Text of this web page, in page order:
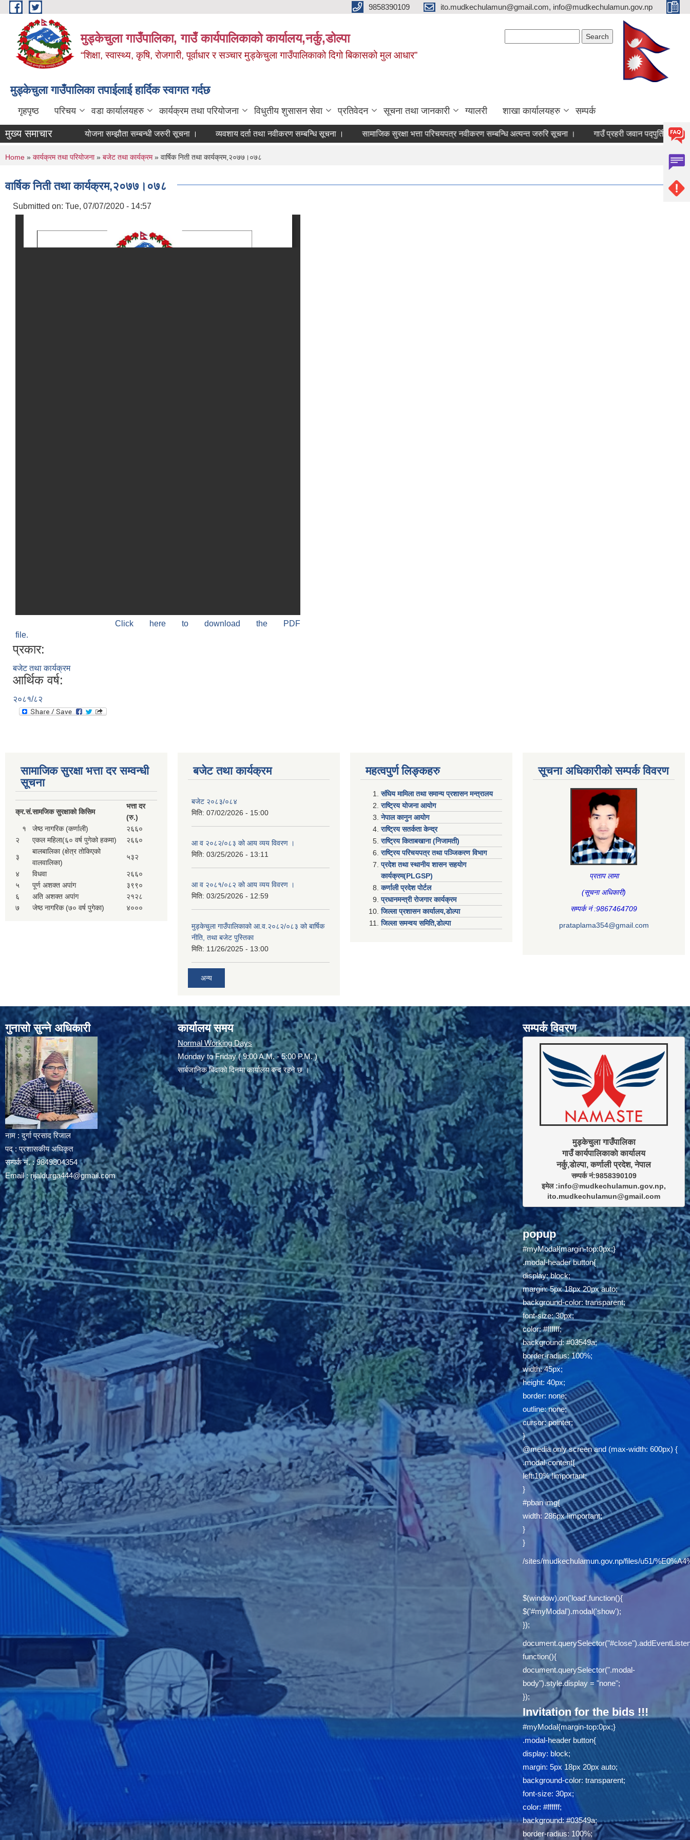
Skip to main content 9858390109 ito.mudkechulamun@gmail.com, info@mudkechulamun.gov.np
मुड्केचुला गाउँपालिका, गाउँ कार्यपालिकाको कार्यालय,नर्कु,डोल्पा
“शिक्षा, स्वास्थ्य, कृषि, रोजगारी, पूर्वाधार र सञ्चार मुड्केचुला गाउँपालिकाको दिगो बिकासको मुल आधार”
मुड्केचुला गाउँपालिका तपाईलाई हार्दिक स्वागत गर्दछ
गृहपृष्ठ परिचय वडा कार्यालयहरु कार्यक्रम तथा परियोजना विधुतीय शुसासन सेवा प्रतिवेदन सूचना तथा जानकारी ग्यालरी शाखा कार्यालयहरु सम्पर्क
मुख्य समाचारयोजना सम्झौता सम्बन्धी जरुरी सूचना । व्यवशाय दर्ता तथा नवीकरण सम्बन्धि सूचना । सामाजिक सुरक्षा भत्ता परिचयपत्र नवीकरण सम्बन्धि अत्यन्त जरुरि सूचना । गाउँ प्रहरी जवान पद्पुर्तिको लागि अन्तिम नतिजा
You are here
Home » कार्यक्रम तथा परियोजना» बजेट तथा कार्यक्रम» वार्षिक निती तथा कार्यक्रम,२०७७।०७८
वार्षिक निती तथा कार्यक्रम,२०७७।०७८
Submitted on: Tue, 07/07/2020 - 14:57
Click here to download the PDF
file.
प्रकार:
बजेट तथा कार्यक्रम
आर्थिक वर्ष:
२०८१/८२
सामाजिक सुरक्षा भत्ता दर सम्वन्धी
सूचना
क्र.सं.सामजिक सुरक्षाको किसिम
भत्ता दर
(रु.)
१
जेष्ठ नागरिक (कर्णाली)
२६६०
२
एकल महिला(६० वर्ष पुगेको हकमा) २६६०
३
बालबालिका (क्षेत्र तोकिएको
वालवालिका)
५३२
४ विधवा
२६६०
५
पूर्ण अशक्त अपांग
३९९०
६
अति अशक्त अपांग
२१२८
७
जेष्ठ नागरिक (७० वर्ष पुगेका) ४०००
बजेट तथा कार्यक्रम
बजेट २०८३/०८४
मिति: 07/02/2026 - 15:00
आ व २०८२/०८३ को आय व्यय विवरण ।
मिति: 03/25/2026 - 13:11
आ व २०८१/०८२ को आय व्यय विवरण ।
मिति: 03/25/2026 - 12:59
मुड्केचुला गाउँपालिकाको आ.व.२०८२/०८३ को बार्षिक
नीति, तथा बजेट पुस्तिका
मिति: 11/26/2025 - 13:00
अन्य
महत्वपुर्ण लिङ्कहरु
संघिय मामिला तथा समान्य प्रशासन मन्त्रालय
राष्ट्रिय योजना आयोग
नेपाल कानुन आयोग
राष्ट्रिय सतर्कता केन्द्र
राष्ट्रिय किताबखाना (निजामती)
राष्ट्रिय परिचयपत्र तथा पञ्जिकरण विभाग
प्रदेश तथा स्थानीय शासन सहयाेग
कार्यक्रम(PLGSP)
कर्णाली प्रदेश पोर्टल
प्रधानमन्त्री राेजगार कार्यक्रम
जिल्ला प्रशासन कार्यालय,डोल्पा
जिल्ला समन्वय समिति,डोल्प
सूचना अधिकारीकाे सम्पर्क विवरण
प्रताप लामा
(सूचना अधिकारी)
सम्पर्क नं :9867464709
prataplama354@gmail.com
गुनासो सुन्ने अधिकारी
नाम : दुर्गा प्रसाद रिजाल
पद : प्रशासकीय अधिकृत
सम्पर्क नं. : 9849804354
Email :rijaldurga444@gmail.com
कार्यालय समय
Normal Working Days
Monday to Friday ( 9:00 A.M. - 5:00 P.M. )
सार्बजानिक बिदाको दिनमा कार्यालय बन्द रहने छ ।
सम्पर्क विवरण
मुड्केचुला गाउँपालिका
गाउँ कार्यपालिकाकाे कार्यालय
सम्पर्क नं:9858390109
इमेल :info@mudkechulamun.gov.np,
ito.mudkechulamun@gmail.com
popup
#myModal{margin-top:0px;}
.modal-header button{
display: block;
margin: 5px 18px 20px auto;
background-color: transparent;
font-size: 30px;
color: #ffffff;
background: #03549a;
border-radius: 100%;
width: 45px;
height: 40px;
border: none;
outline: none;
cursor: pointer;
}
@media only screen and (max-width: 600px) {
.modal-content{
left:10% !important;
}
#pban img{
width: 286px !important;
}
}
/sites/mudkechulamun.gov.np/files/u51/
$(window).on('load',function(){
$('#myModal').modal('show');
});
function(){
document.querySelector(".modal-
body").style.display = "none";
});
Invitation for the bids !!!
#myModal{margin-top:0px;}
.modal-header button{
display: block;
margin: 5px 18px 20px auto;
background-color: transparent;
font-size: 30px;
color: #ffffff;
background: #03549a;
border-radius: 100%;